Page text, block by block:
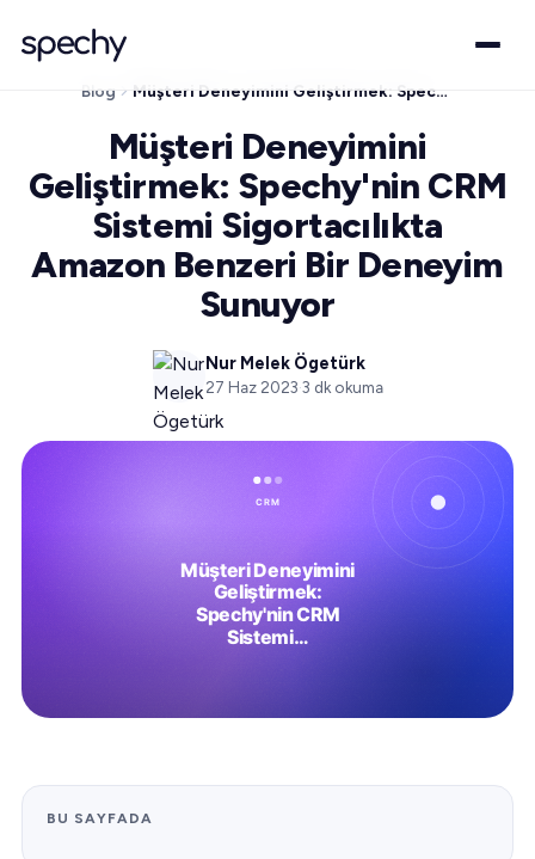
Blog Müşteri Deneyimini Geliştirmek: Spechy'nin CRM Sistemi Sigortacılıkta Amazon Benzeri Bir Deneyim Sunuyor
Müşteri Deneyimini
Geliştirmek: Spechy'nin CRM
Sistemi Sigortacılıkta
Amazon Benzeri Bir Deneyim
Sunuyor
Nur Melek Ögetürk
27 Haz 2023·3 dk okuma
BU SAYFADA